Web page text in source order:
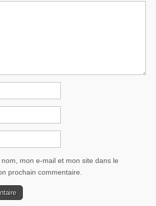
mon e-mail et mon site dans le
prochain commentaire.